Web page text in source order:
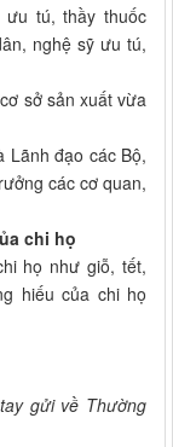
ưu tú, thầy thuốc
nghệ sỹ ưu tú,
sở sản xuất vừa
Lãnh đạo các Bộ,
các cơ quan,
chi họ
họ như giỗ, tết,
hiếu của chi họ
gửi về Thường